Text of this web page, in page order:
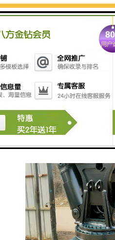
停机时间，优化生产率。3、
颚嘴的闭合力从而能剪断坚
的钢材制造，耐腐蚀处理和
度和耐磨性，需要品质鹰嘴